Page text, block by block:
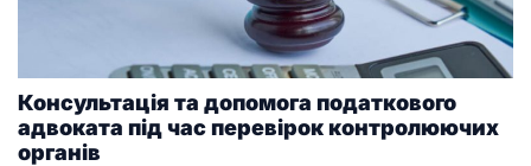
Консультація та допомога податкового
адвоката під час перевірок контролюючих
органів